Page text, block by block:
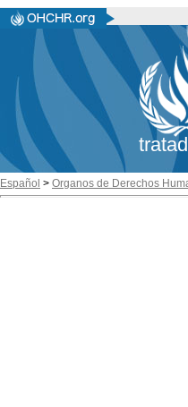
Español > Organos de Derechos